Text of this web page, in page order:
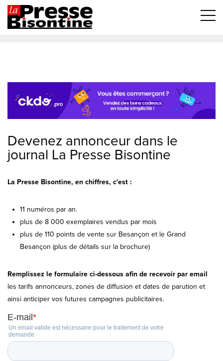
Devenez annonceur dans le
journal La Presse Bisontine
La Presse Bisontine, en chiffres, c'est :
11 numéros par an.
plus de 8 000 exemplaires vendus par mois
plus de 110 points de vente sur Besançon et le Grand
Besançon (plus de détails sur la brochure)
Remplissez le formulaire ci-dessous afin de recevoir par email
les tarifs annonceurs, zones de diffusion et dates de parution et
ainsi anticiper vos futures campagnes publicitaires.